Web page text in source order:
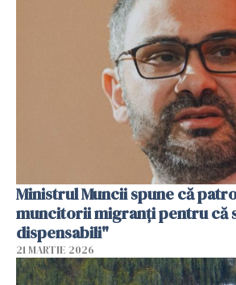
Ministrul Muncii spune că
muncitorii migranți pentru că
dispensabili"
21 MARTIE 2026